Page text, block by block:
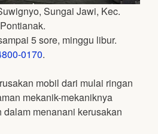
Sungai Jawi, Kec.
5 sore, minggu libur.
0170.
mobil dari mulai ringan
mekanik-mekaniknya
menanani kerusakan